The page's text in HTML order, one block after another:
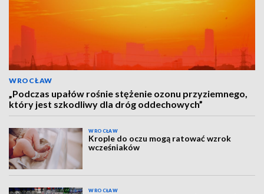
WROCŁAW
„Podczas upałów rośnie stężenie ozonu przyziemnego,
który jest szkodliwy dla dróg oddechowych”
WROCŁAW
Krople do oczu mogą ratować wzrok
wcześniaków
WROCŁAW